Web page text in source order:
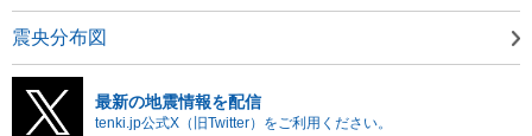
震央分布図
最新の地震情報を配信
tenki.jp公式X（旧Twitter）をご利用ください。